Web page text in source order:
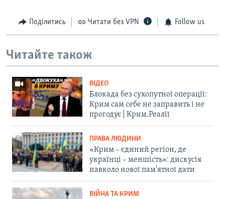
Поділитись Читати без VPN Follow us
Читайте також
ВІДЕО
Блокада без сухопутної операції:
Крим сам себе не заправить і не
прогодує | Крим.Реалії
ПРАВА ЛЮДИНИ
«Крим – єдиний регіон, де
українці – меншість»: дискусія
навколо нової пам'ятної дати
ВІЙНА ТА КРИМ